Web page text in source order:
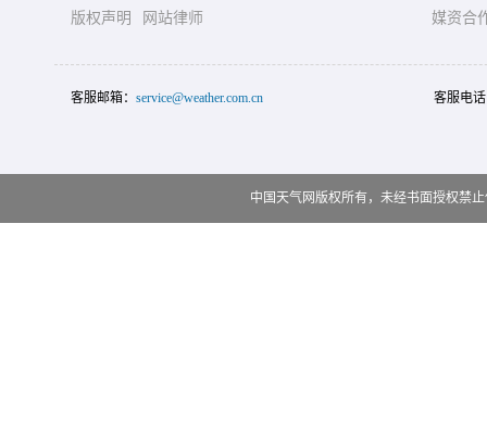
版权声明
网站律师
媒资合
客服邮箱： service@weather.com.cn 客服电
中国天气网版权所有，未经书面授权